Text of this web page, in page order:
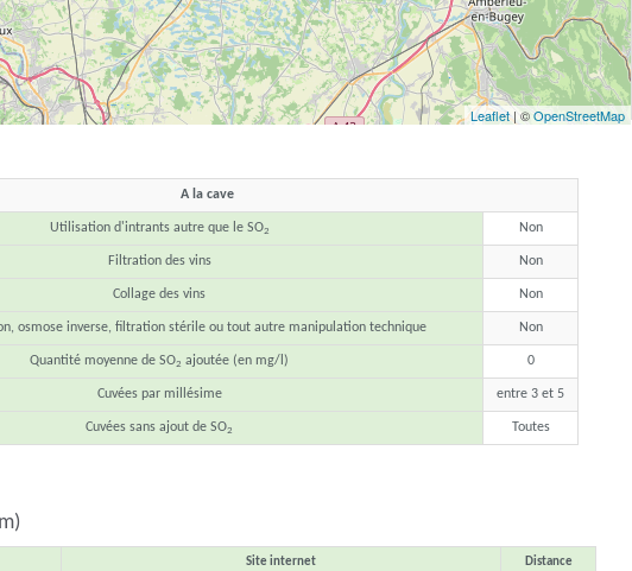
Leaflet| ©OpenStreetMap
A la cave
Utilisation d'intrants autre que le SO2 Non
Filtration des vins Non
Collage des vins Non
osmose inverse, filtration stérile ou tout autre manipulation technique Non
Quantité moyenne de SO2 ajoutée (en mg/l) 0
Cuvées par millésime entre 3 et 5
Cuvées sans ajout de SO2 Toutes
Site internet Distance